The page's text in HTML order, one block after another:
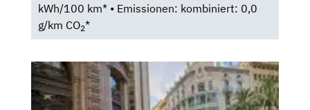
kWh/100 km* • Emissionen: kombiniert: 0,0
g/km CO2*